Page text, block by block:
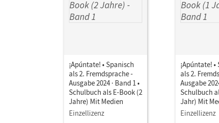
¡Apúntate! • Spanisch
als 2. Fremdsprache -
Ausgabe 2024 · Band 1 •
Schulbuch als E-Book (2
Jahre) Mit Medien
Einzellizenz
¡Apúntate!
als 2.
Ausgabe
Schulbuch
Jahr) Mit
Einzellizenz